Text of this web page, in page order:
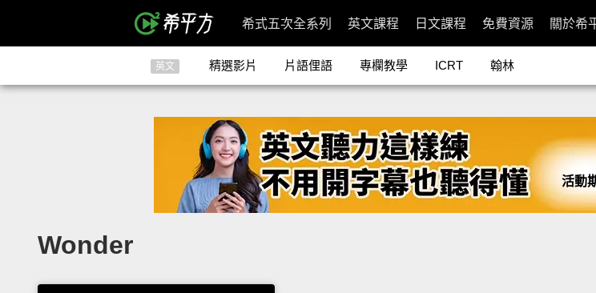
希式五次全系列 英文課程 日文課程 免費資源 關於希
英文 精選影片 片語俚語 專欄教學 ICRT 翰林
活動
Wonder